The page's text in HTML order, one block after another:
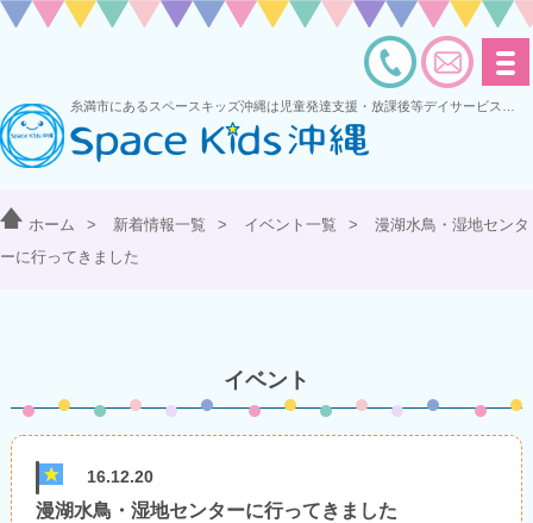
ホーム > 新着情報一覧 > イベント一覧 >
漫湖水鳥・湿地センタ
ーに行ってきました
イベント
16.12.20
漫湖水鳥・湿地センターに行ってきました